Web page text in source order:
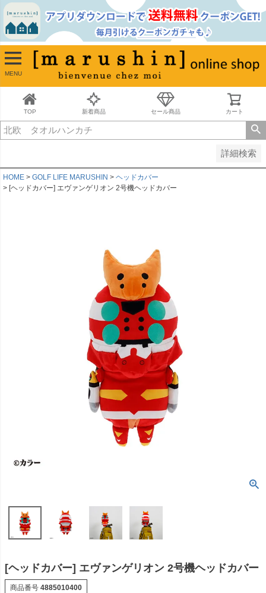
MENU
TOP 新着商品 セール商品 カート
詳細検索
並び順
新着順
古い順
価格が安い順
価格が高い順
キーワードヒット順
HOME GOLF LIFE MARUSHIN
ヘッドカバー
[ヘッドカバー] エヴァンゲリオン 2号機ヘッドカバー
[ヘッドカバー] エヴァンゲリオン 2号機ヘッドカバー
商品番号 4885010400